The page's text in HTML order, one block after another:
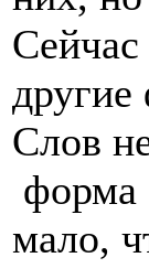
Сейчас
Слов
форма
мало,